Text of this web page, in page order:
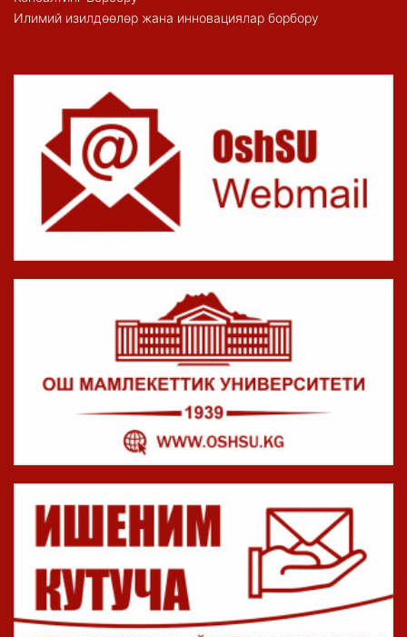
Илимий изилдөөлөр жана инновациялар борбору